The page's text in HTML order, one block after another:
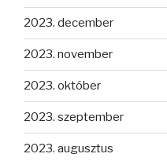
2023. december
2023. november
2023. október
2023. szeptember
2023. augusztus